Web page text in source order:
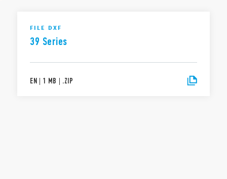
FILE DXF
39 Series
EN | 1 MB | .ZIP